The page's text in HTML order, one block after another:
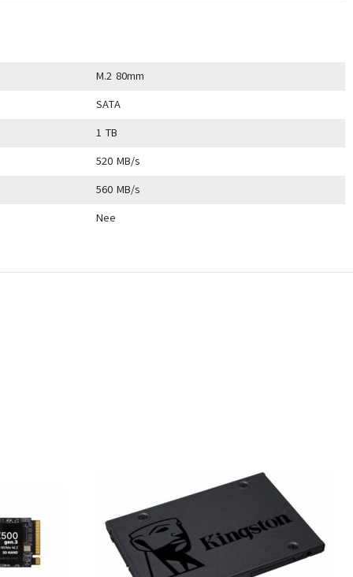
M.2 80mm
SATA
1 TB
520 MB/s
560 MB/s
Nee